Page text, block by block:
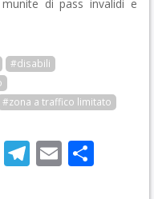
di pass invalidi e
#disabili
#zona a traffico limitato
WhatsApp
Telegram
Email